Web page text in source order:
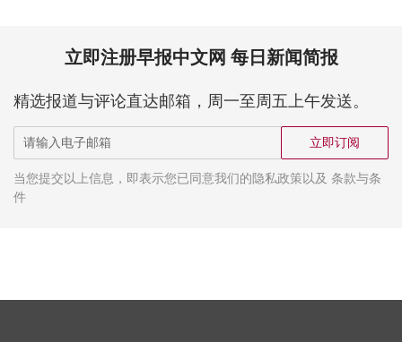
立即注册早报中文网 每日新闻简报
精选报道与评论直达邮箱，周一至周五上午发送。
立即订阅
当您提交以上信息，即表示您已同意我们的隐私政策以及 条款与条
件